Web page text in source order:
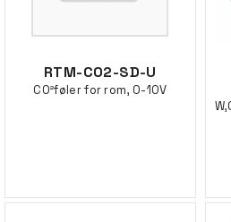
RTM-CO2-SD-U
CO²føler for rom, 0-10V